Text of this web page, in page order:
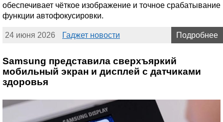
обеспечивает чёткое изображение и точное срабатывание
функции автофокусировки.
24 июня 2026 Гаджет новости Подробнее
Samsung представила сверхъяркий
мобильный экран и дисплей с датчиками
здоровья